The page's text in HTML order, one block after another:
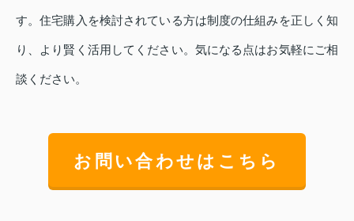
す。住宅購入を検討されている方は制度の仕組みを正しく知
り、より賢く活用してください。気になる点はお気軽にご相
談ください。
お問い合わせはこちら